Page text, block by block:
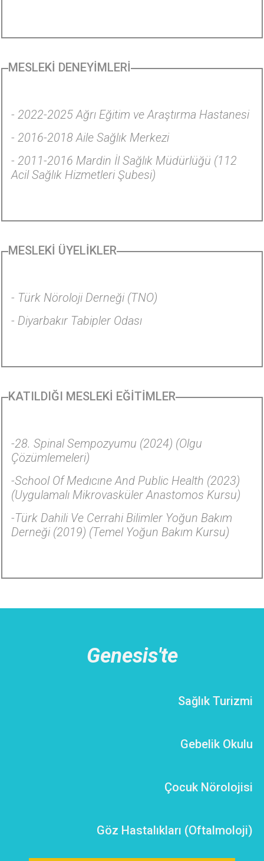
MESLEKİ DENEYİMLERİ
- 2022-2025 Ağrı Eğitim ve Araştırma Hastanesi
- 2016-2018 Aile Sağlık Merkezi
- 2011-2016 Mardin İl Sağlık Müdürlüğü (112
Acil Sağlık Hizmetleri Şubesi)
MESLEKİ ÜYELİKLER
- Türk Nöroloji Derneği (TNO)
- Diyarbakır Tabipler Odası
KATILDIĞI MESLEKİ EĞİTİMLER
-28. Spinal Sempozyumu (2024) (Olgu
Çözümlemeleri)
-School Of Medıcıne And Public Health (2023)
(Uygulamalı Mikrovasküler Anastomos Kursu)
-Türk Dahili Ve Cerrahi Bilimler Yoğun Bakım
Derneği (2019) (Temel Yoğun Bakım Kursu)
Genesis'te
Sağlık Turizmi
Gebelik Okulu
Çocuk Nörolojisi
Göz Hastalıkları (Oftalmoloji)